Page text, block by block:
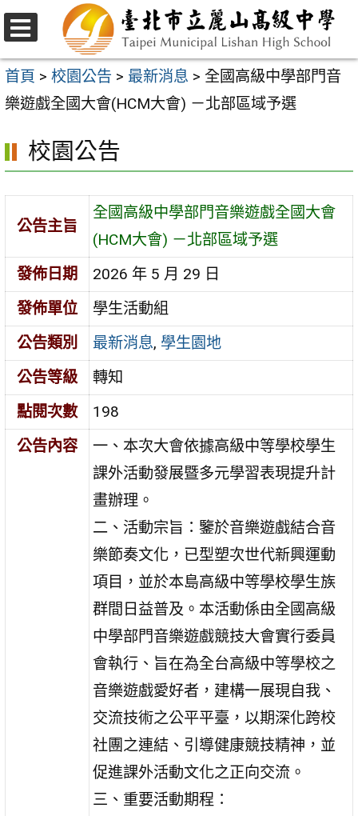
跳
至
主
要
容
區
選
單
首頁 > 校園公告 > 最新消息 > 全國高級中學部門音
樂遊戲全國大會(HCM大會) －北部區域予選
校園公告
公告主旨
全國高級中學部門音樂遊戲全國大會
(HCM大會) －北部區域予選
發佈日期
2026 年 5 月 29 日
發佈單位
學生活動組
公告類別
最新消息, 學生園地
公告等級
轉知
點閱次數
198
公告內容
一、本次大會依據高級中等學校學生
課外活動發展暨多元學習表現提升計
畫辦理。
二、活動宗旨：鑒於音樂遊戲結合音
樂節奏文化，已型塑次世代新興運動
項目，並於本島高級中等學校學生族
群間日益普及。本活動係由全國高級
中學部門音樂遊戲競技大會實行委員
會執行、旨在為全台高級中等學校之
音樂遊戲愛好者，建構一展現自我、
交流技術之公平平臺，以期深化跨校
社團之連結、引導健康競技精神，並
促進課外活動文化之正向交流。
三、重要活動期程：